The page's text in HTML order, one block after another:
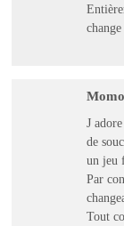
J
de
un jeu
Par
Tout